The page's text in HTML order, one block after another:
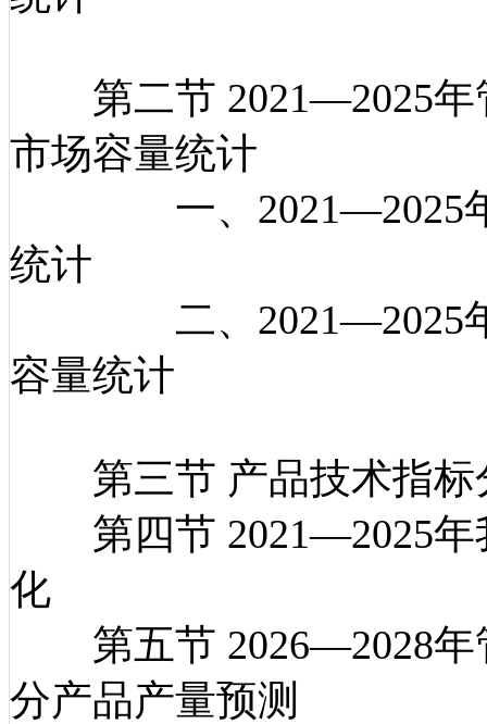
第二节 2021—2025年
市场容量统计
一、2021—2025年管
统计
二、2021—2025年管
容量统计
第三节 产品技术指标
第四节 2021—2025年
化
第五节 2026—2028年
分产品产量预测